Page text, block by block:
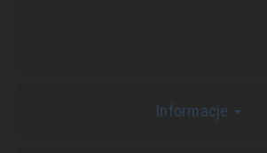
Informacje